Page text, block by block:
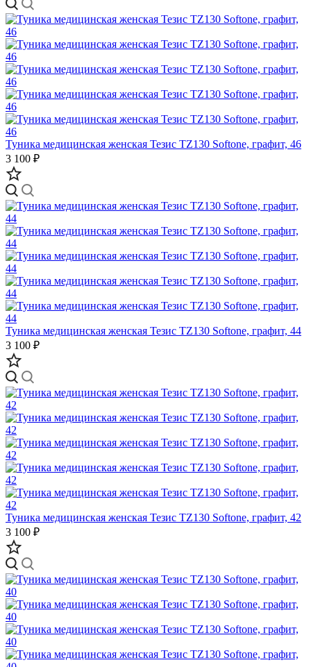
Туника медицинская женская Тезис TZ130 Softone, графит, 46
3 100 ₽
Туника медицинская женская Тезис TZ130 Softone, графит, 44
3 100 ₽
Туника медицинская женская Тезис TZ130 Softone, графит, 42
3 100 ₽